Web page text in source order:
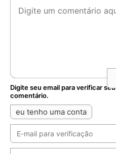
Digite seu email para verificar seu
comentário.
eu tenho uma conta